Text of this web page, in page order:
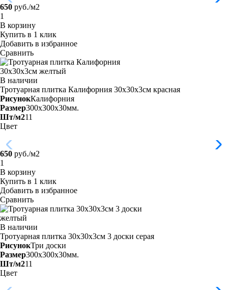
650 руб./м2
В корзину
Купить в 1 клик
Добавить в избранное
Сравнить
В наличии
Тротуарная плитка Калифорния 30х30х3см красная
РисунокКалифорния
Размер300x300x30мм.
Шт/м211
Цвет
650 руб./м2
В корзину
Купить в 1 клик
Добавить в избранное
Сравнить
В наличии
Тротуарная плитка 30х30х3см 3 доски серая
РисунокТри доски
Размер300x300x30мм.
Шт/м211
Цвет